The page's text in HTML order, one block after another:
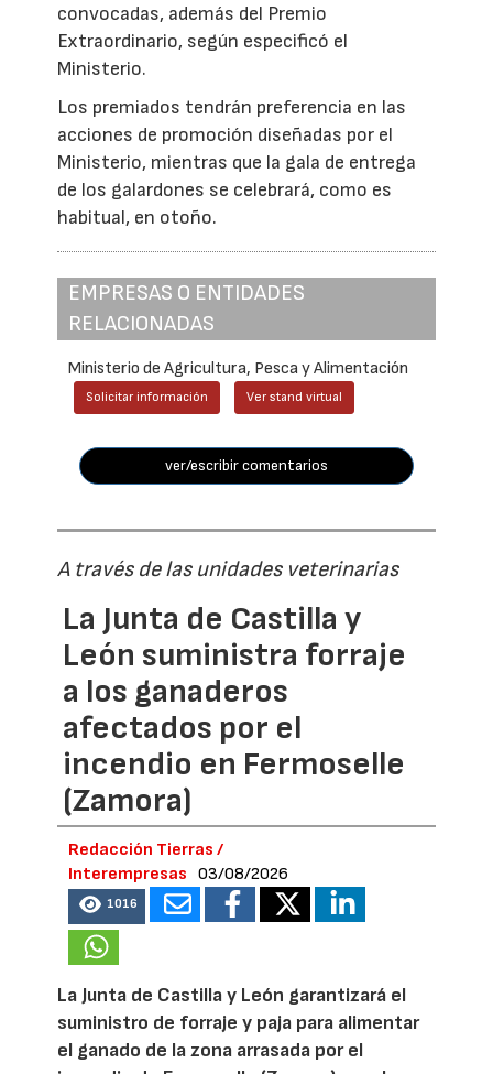
convocadas, además del Premio
Extraordinario, según especificó el
Ministerio.
Los premiados tendrán preferencia en las
acciones de promoción diseñadas por el
Ministerio, mientras que la gala de entrega
de los galardones se celebrará, como es
habitual, en otoño.
EMPRESAS O ENTIDADES
RELACIONADAS
Ministerio de Agricultura, Pesca y Alimentación
Solicitar información Ver stand virtual
ver/escribir comentarios
A través de las unidades veterinarias
La Junta de Castilla y
León suministra forraje
a los ganaderos
afectados por el
incendio en Fermoselle
(Zamora)
Redacción Tierras /
Interempresas
03/08/2026
1016
La Junta de Castilla y León garantizará el
suministro de forraje y paja para alimentar
el ganado de la zona arrasada por el